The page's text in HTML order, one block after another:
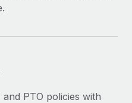
PTO policies with